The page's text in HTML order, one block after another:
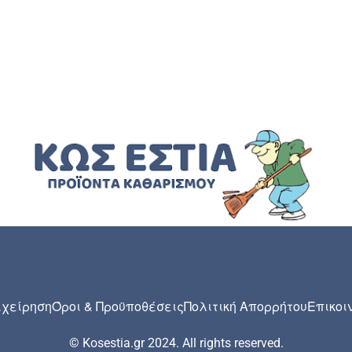
Όροι & ΠροϋποθέσειςΠολιτική Απορρήτου
© Kosestia.gr 2024. All rights reserved.